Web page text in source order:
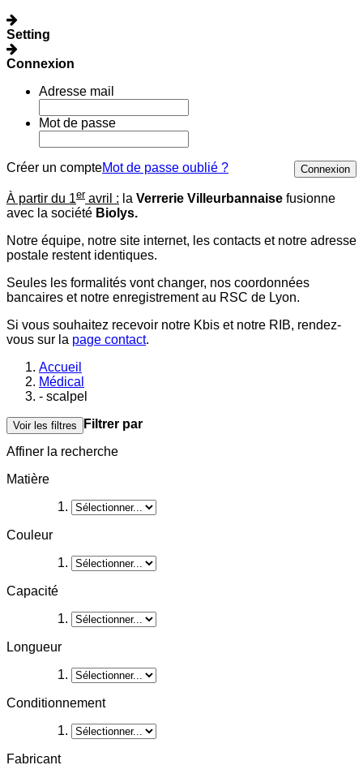
Setting
Connexion
Adresse mail
Mot de passe
Créer un compte Connexion
Mot de passe oublié ?
À partir du 1er avril : la Verrerie Villeurbannaise fusionne
avec la société Biolys.
Notre équipe, notre site internet, les contacts et notre adresse
postale restent identiques.
Seules les formalités vont changer, nos coordonnées
bancaires et notre enregistrement au RSC de Lyon.
Si vous souhaitez recevoir notre Kbis et notre RIB, rendez-
vous sur la page contact.
Accueil
Médical
- scalpel
Voir les filtres
Filtrer par
Affiner la recherche
Matière
Couleur
Capacité
Longueur
Conditionnement
Fabricant